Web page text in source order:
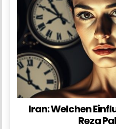
Iran: Welchen
Reza